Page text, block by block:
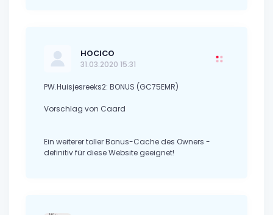
HOCICO
31.03.2020 15:31
PW.Huisjesreeks2: BONUS (GC75EMR)
Vorschlag von Caard
Ein weiterer toller Bonus-Cache des Owners -
definitiv für diese Website geeignet!